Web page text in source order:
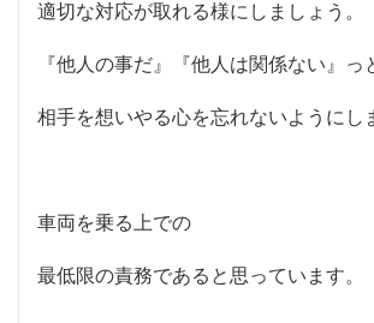
適切な対応が取れる様にしましょう。
『他人の事だ』『他人は関係ない』っ
相手を想いやる心を忘れないようにし
車両を乗る上での
最低限の責務であると思っています。